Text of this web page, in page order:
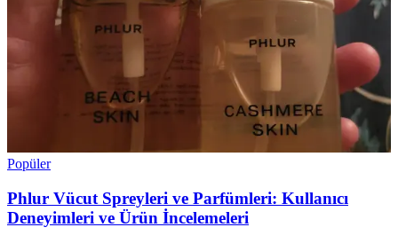
Popüler
Phlur Vücut Spreyleri ve Parfümleri: Kullanıcı
Deneyimleri ve Ürün İncelemeleri